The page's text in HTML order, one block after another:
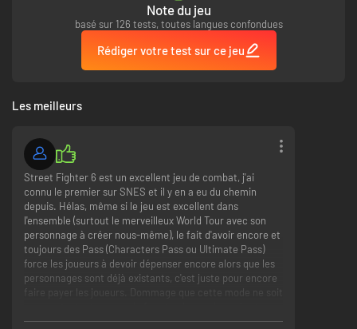
Note du jeu
basé sur 126 tests, toutes langues confondues
Rédiger votre test sur ce jeu
Les meilleurs
Street Fighter 6 est un excellent jeu de combat, j'ai
connu le premier sur SNES et il y en a eu du chemin
depuis. Hélas, même si le jeu est excellent dans
l'ensemble (surtout le merveilleux World Tour avec son
personnage à créer nous-même), le fait d'avoir encore et
toujours des Pass (Characters Pass ou Ultimate Pass)
force les joueurs à devoir dépenser encore alors que les
personnages sont déjà existants, c'est juste pour encore
faire payer les joueurs. Dommage que cette mode ne soit
autre sujet.